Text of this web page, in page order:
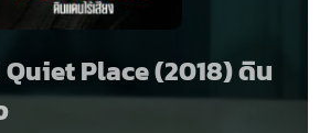
Quiet Place (2018) ดิน